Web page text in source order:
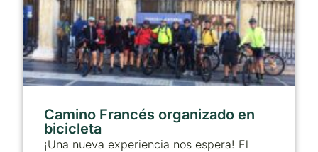
Camino Francés organizado en
bicicleta
¡Una nueva experiencia nos espera! El